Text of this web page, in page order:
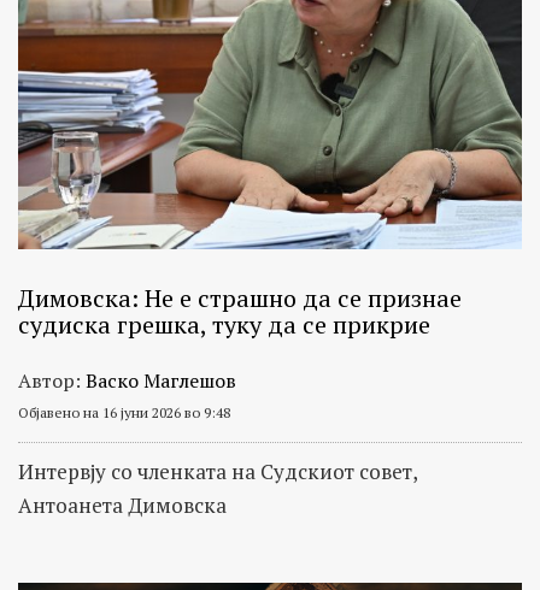
Димовска: Не е страшно да се признае
судиска грешка, туку да се прикрие
Автор: Васко Маглешов
Објавено на 16 јуни 2026 во 9:48
Интервју со членката на Судскиот совет,
Антоанета Димовска